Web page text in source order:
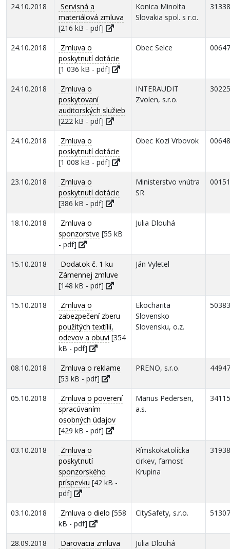
24.10.2018
Servisná a
materiálová zmluva
[216 kB - pdf]
Konica Minolta
Slovakia spol. s r.o.
24.10.2018
Zmluva o
poskytnutí dotácie
[1 036 kB - pdf]
Obec Selce
24.10.2018
Zmluva o
poskytovaní
auditorských služieb
[222 kB - pdf]
INTERAUDIT
Zvolen, s.r.o.
24.10.2018
Zmluva o
poskytnutí dotácie
[1 008 kB - pdf]
Obec Kozí Vrbovok
23.10.2018
Zmluva o
poskytnutí dotácie
[386 kB - pdf]
Ministerstvo vnútra
SR
18.10.2018
Zmluva o
sponzorstve [55 kB
- pdf]
Julia Dlouhá
15.10.2018
Dodatok č. 1 ku
Zámennej zmluve
[148 kB - pdf]
Ján Vyletel
15.10.2018
Zmluva o
zabezpečení zberu
použitých textílií,
odevov a obuvi [354
kB - pdf]
Ekocharita
Slovensko
Slovensku, o.z.
08.10.2018
Zmluva o reklame
[53 kB - pdf]
PRENO, s.r.o.
05.10.2018
Zmluva o poverení
spracúvaním
osobných údajov
[429 kB - pdf]
Marius Pedersen,
a.s.
03.10.2018
Zmluva o
poskytnutí
sponzorského
príspevku [42 kB -
pdf]
Rímskokatolícka
cirkev, farnosť
Krupina
03.10.2018 Zmluva o dielo [558
kB - pdf]
CitySafety, s.r.o.
28.09.2018
Darovacia zmluva
Julia Dlouhá